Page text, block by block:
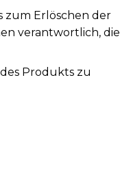
zum Erlöschen der
verantwortlich, die
Produkts zu